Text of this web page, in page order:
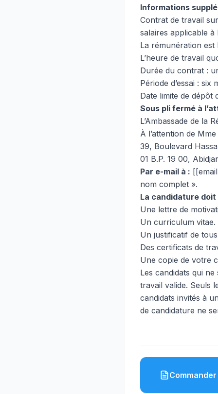
Informations
Contrat de travail
salaires applicable à
La rémunération est
L’heure de travail
Durée du contrat :
Période d’essai : six
Date limite de dépôt
Sous pli fermé à
L’Ambassade de la
À l’attention de
39, Boulevard
01 B.P. 19 00,
Par e-mail à :
nom complet ».
La candidature
Une lettre de
Un curriculum vitae.
Un justificatif de
Des certificats de
Une copie de votre
Les candidats qui
travail valide. Seuls
candidats invités à
de candidature ne
Commander